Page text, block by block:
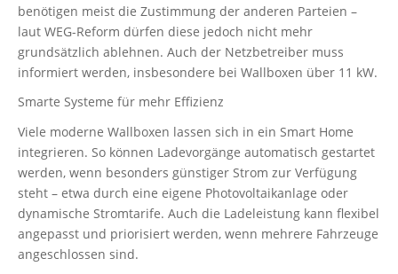
benötigen meist die Zustimmung der anderen Parteien –
laut WEG-Reform dürfen diese jedoch nicht mehr
grundsätzlich ablehnen. Auch der Netzbetreiber muss
informiert werden, insbesondere bei Wallboxen über 11 kW.
Smarte Systeme für mehr Effizienz
Viele moderne Wallboxen lassen sich in ein Smart Home
integrieren. So können Ladevorgänge automatisch gestartet
werden, wenn besonders günstiger Strom zur Verfügung
steht – etwa durch eine eigene Photovoltaikanlage oder
dynamische Stromtarife. Auch die Ladeleistung kann flexibel
angepasst und priorisiert werden, wenn mehrere Fahrzeuge
angeschlossen sind.